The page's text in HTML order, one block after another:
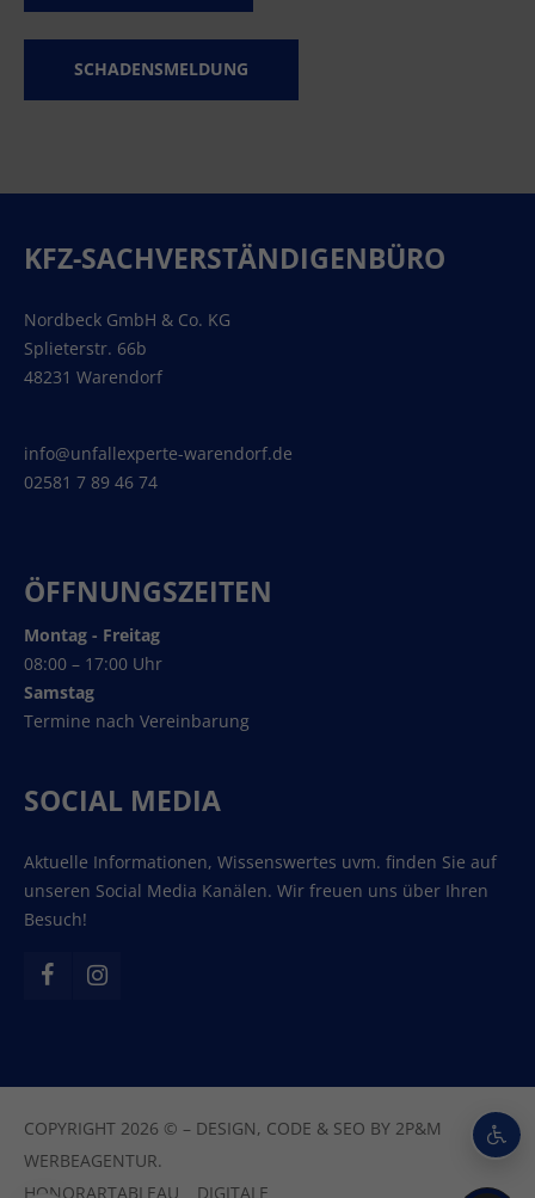
SCHADENSMELDUNG
KFZ-SACHVERSTÄNDIGENBÜRO
Nordbeck GmbH & Co. KG
Splieterstr. 66b
48231 Warendorf
info@unfallexperte-warendorf.de
02581 7 89 46 74
ÖFFNUNGSZEITEN
Montag - Freitag
08:00 – 17:00 Uhr
Samstag
Termine nach Vereinbarung
SOCIAL MEDIA
Aktuelle Informationen, Wissenswertes uvm. finden Sie auf
unseren Social Media Kanälen. Wir freuen uns über Ihren
Besuch!
COPYRIGHT 2026 © – DESIGN, CODE & SEO BY 2P&M
WERBEAGENTUR.
HONORARTABLEAU
DIGITALE